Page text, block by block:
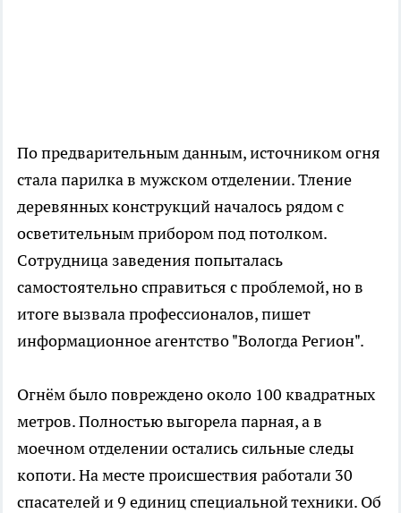
По предварительным данным, источником огня
стала парилка в мужском отделении. Тление
деревянных конструкций началось рядом с
осветительным прибором под потолком.
Сотрудница заведения попыталась
самостоятельно справиться с проблемой, но в
итоге вызвала профессионалов, пишет
информационное агентство "Вологда Регион".
Огнём было повреждено около 100 квадратных
метров. Полностью выгорела парная, а в
моечном отделении остались сильные следы
копоти. На месте происшествия работали 30
спасателей и 9 единиц специальной техники. Об